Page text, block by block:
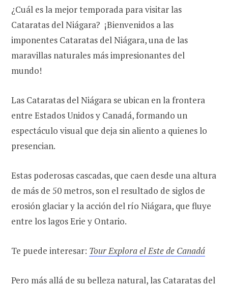
¿Cuál es la mejor temporada para visitar las
Cataratas del Niágara? ¡Bienvenidos a las
imponentes Cataratas del Niágara, una de las
maravillas naturales más impresionantes del
mundo!
Las Cataratas del Niágara se ubican en la frontera
entre Estados Unidos y Canadá, formando un
espectáculo visual que deja sin aliento a quienes lo
presencian.
Estas poderosas cascadas, que caen desde una altura
de más de 50 metros, son el resultado de siglos de
erosión glaciar y la acción del río Niágara, que fluye
entre los lagos Erie y Ontario.
Te puede interesar: Tour Explora el Este de Canadá
Pero más allá de su belleza natural, las Cataratas del